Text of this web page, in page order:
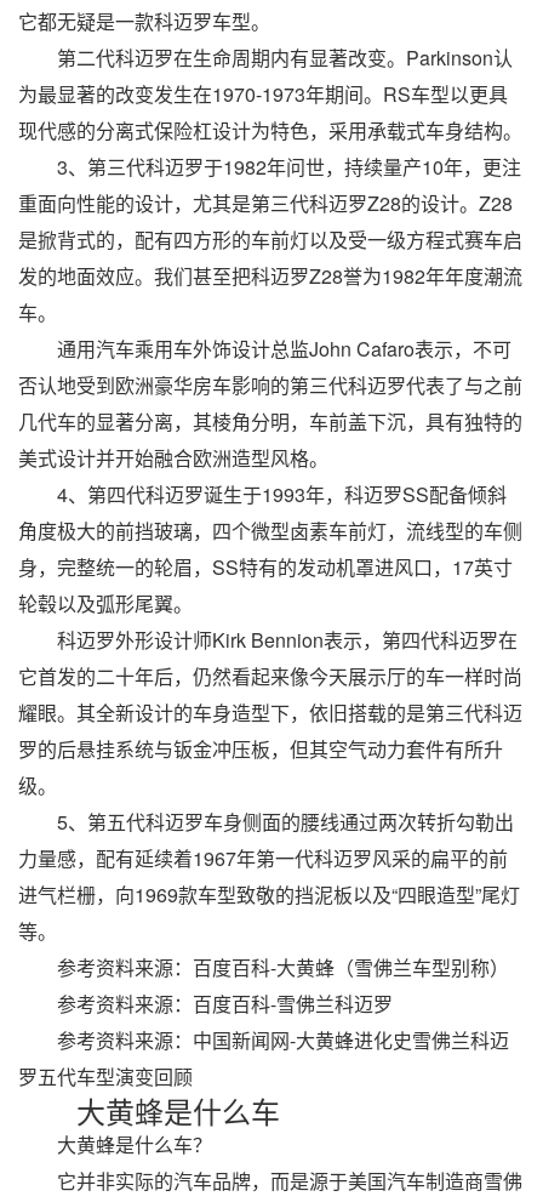
它都无疑是一款科迈罗车型。
第二代科迈罗在生命周期内有显著改变。Parkinson认
为最显著的改变发生在1970-1973年期间。RS车型以更具
现代感的分离式保险杠设计为特色，采用承载式车身结构。
3、第三代科迈罗于1982年问世，持续量产10年，更注
重面向性能的设计，尤其是第三代科迈罗Z28的设计。Z28
是掀背式的，配有四方形的车前灯以及受一级方程式赛车启
发的地面效应。我们甚至把科迈罗Z28誉为1982年年度潮流
车。
通用汽车乘用车外饰设计总监John Cafaro表示，不可
否认地受到欧洲豪华房车影响的第三代科迈罗代表了与之前
几代车的显著分离，其棱角分明，车前盖下沉，具有独特的
美式设计并开始融合欧洲造型风格。
4、第四代科迈罗诞生于1993年，科迈罗SS配备倾斜
角度极大的前挡玻璃，四个微型卤素车前灯，流线型的车侧
身，完整统一的轮眉，SS特有的发动机罩进风口，17英寸
轮毂以及弧形尾翼。
科迈罗外形设计师Kirk Bennion表示，第四代科迈罗在
它首发的二十年后，仍然看起来像今天展示厅的车一样时尚
耀眼。其全新设计的车身造型下，依旧搭载的是第三代科迈
罗的后悬挂系统与钣金冲压板，但其空气动力套件有所升
级。
5、第五代科迈罗车身侧面的腰线通过两次转折勾勒出
力量感，配有延续着1967年第一代科迈罗风采的扁平的前
进气栏栅，向1969款车型致敬的挡泥板以及“四眼造型”尾灯
等。
参考资料来源：百度百科-大黄蜂（雪佛兰车型别称）
参考资料来源：百度百科-雪佛兰科迈罗
参考资料来源：中国新闻网-大黄蜂进化史雪佛兰科迈
罗五代车型演变回顾
大黄蜂是什么车
大黄蜂是什么车？
它并非实际的汽车品牌，而是源于美国汽车制造商雪佛